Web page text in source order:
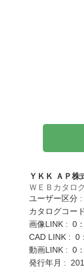
ＹＫＫ ＡＰ株
ＷＥＢカタロ
ユーザー区分
カタログコー
画像LINK : 0
CAD LINK : 0
動画LINK : 0
発行年月 :